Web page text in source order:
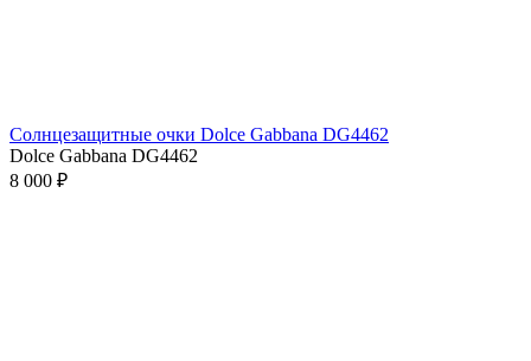
Солнцезащитные очки Dolce Gabbana DG4462
Dolce Gabbana DG4462
8 000 ₽